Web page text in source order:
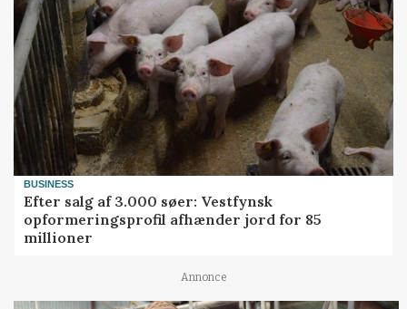
BUSINESS
Efter salg af 3.000 søer: Vestfynsk
opformeringsprofil afhænder jord for 85
millioner
Annonce